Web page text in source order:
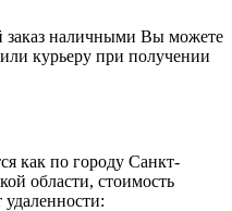
заказ наличными Вы можете
курьеру при получении
как по городу Санкт-
области, стоимость
удаленности: